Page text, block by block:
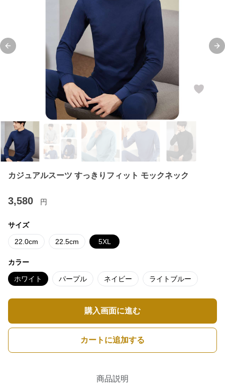
Previous slide
カジュアルスーツ すっきりフィット モックネック
3,580 円
サイズ
22.0cm 22.5cm 5XL
カラー
ホワイト パープル ネイビー ライトブルー
購入画面に進む
カートに追加する
商品説明